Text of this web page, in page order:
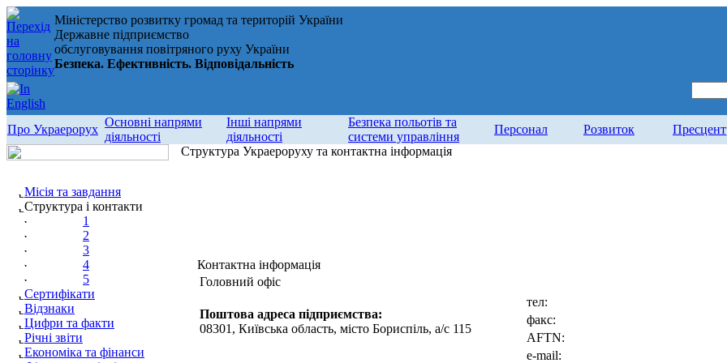
Міністерство розвитку громад та територій України
Державне підприємство
обслуговування повітряного руху України
Безпека. Ефективність. Відповідальність
Про Украерорух
Основні напрями
діяльності
Інші напрями
діяльності
Безпека польотів та
системи управління
Персонал Розвиток
Місія та завдання
Структура і контакти
1
2
3
4
5
Сертифікати
Відзнаки
Цифри та факти
Річні звіти
Економіка та фінанси
Структура Украероруху та контактна інформація
Контактна інформація
Головний офіс
Поштова адреса підприємства:
08301, Київська область, місто Бориспіль, а/с 115
тел:
факс:
AFTN:
e-mail: